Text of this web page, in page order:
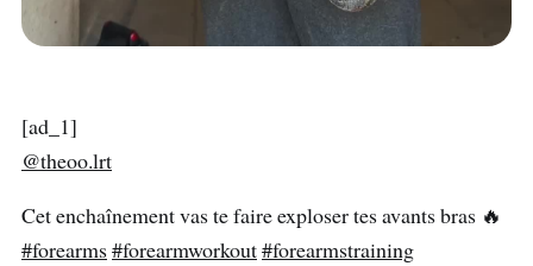
[ad_1]
@theoo.lrt
Cet enchaînement vas te faire exploser tes avants bras 🔥
#forearms#forearmworkout#forearmstraining